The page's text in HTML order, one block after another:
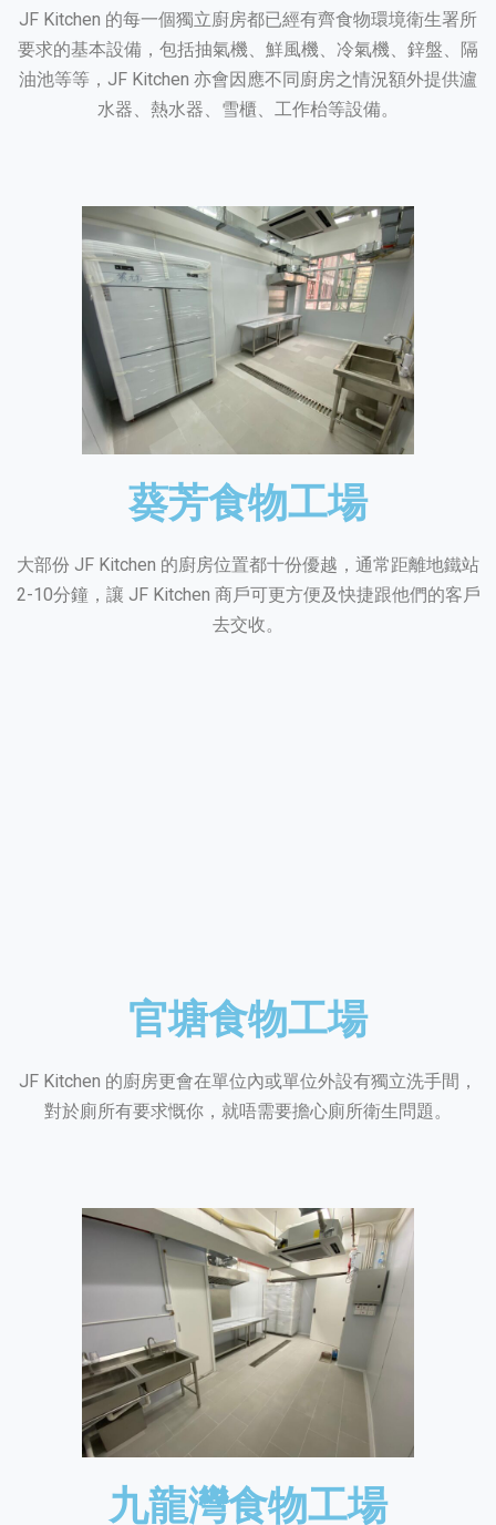
JF Kitchen 的每一個獨立廚房都已經有齊食物環境衛生署所
要求的基本設備，包括抽氣機、鮮風機、冷氣機、鋅盤、隔
油池等等，JF Kitchen 亦會因應不同廚房之情況額外提供瀘
水器、熱水器、雪櫃、工作枱等設備。
葵芳食物工場
大部份 JF Kitchen 的廚房位置都十份優越，通常距離地鐵站
2-10分鐘，讓 JF Kitchen 商戶可更方便及快捷跟他們的客戶
去交收。
官塘食物工場
JF Kitchen 的廚房更會在單位內或單位外設有獨立洗手間，
對於廁所有要求慨你，就唔需要擔心廁所衛生問題。
九龍灣食物工場